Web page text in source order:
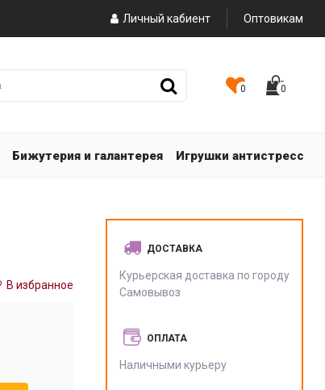
Личный кабиент Оптовикам
0 0
Бижутерия и галантерея Игрушки антистресс
В избранное
ДОСТАВКА
Курьерская доставка по городу
Самовывоз
ОПЛАТА
Наличными курьеру